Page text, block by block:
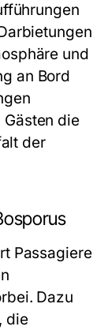
und
an Bord
die
der
Passagiere
Dazu
die